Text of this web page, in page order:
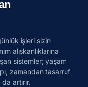
işleri sizin
alışkanlıklarına
sistemler; yaşam
zamandan tasarruf
artırır.